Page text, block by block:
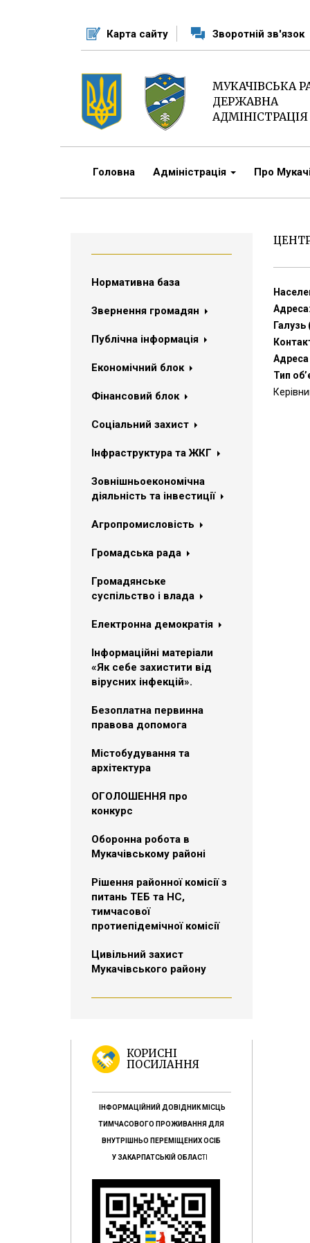
Карта сайту Зворотній зв'язок
МУКАЧІВСЬКА
ДЕРЖАВНА
АДМІНІСТРАЦІЯ
Головна Адміністрація Про
Нормативна база
Звернення громадян
Публічна інформація
Економічний блок
Фінансовий блок
Соціальний захист
Інфраструктура та ЖКГ
Зовнішньоекономічна
діяльність та інвестиції
Агропромисловість
Громадська рада
Громадянське
суспільство і влада
Електронна демократія
Інформаційні матеріали
«Як себе захистити від
вірусних інфекцій».
Безоплатна первинна
правова допомога
Містобудування та
архітектура
ОГОЛОШЕННЯ про
конкурс
Оборонна робота в
Мукачівському районі
Рішення районної комісії з
питань ТЕБ та НС,
тимчасової
протиепідемічної комісії
Цивільний захист
Мукачівського району
КОРИСНІ
ПОСИЛАННЯ
ІНФОРМАЦІЙНИЙ ДОВІДНИК МІСЦЬ
ТИМЧАСОВОГО ПРОЖИВАННЯ ДЛЯ
ВНУТРІШНЬО ПЕРЕМІЩЕНИХ ОСІБ
У ЗАКАРПАТСЬКІЙ ОБЛАСТІ
Галузь
Адреса
Тип